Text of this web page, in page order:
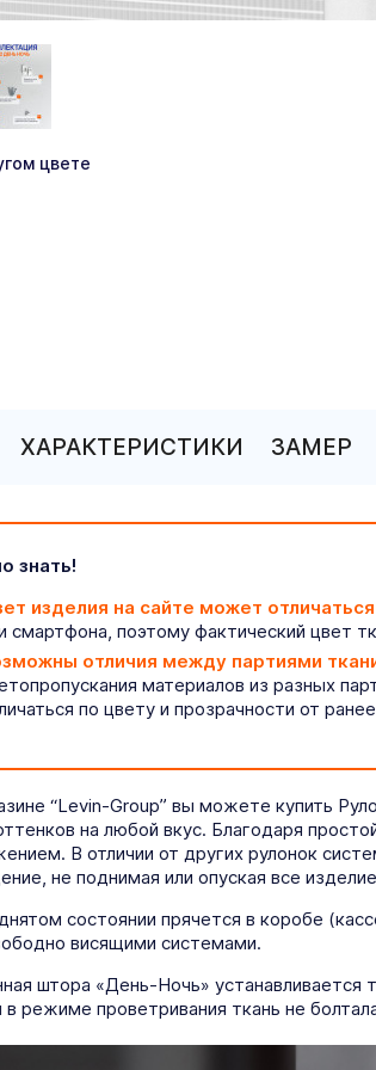
цвете
ХАРАКТЕРИСТИКИ ЗАМЕР
знать!
изделия на сайте может
смартфона, поэтому фактический цвет
отличия между партиями
материалов из разных
по цвету и прозрачности от
“Levin-Group” вы можете купить
на любой вкус. Благодаря
В отличии от других рулонок
не поднимая или опуская все
состоянии прячется в коробе
висящими системами.
штора «День-Ночь» устанавливается
режиме проветривания ткань не